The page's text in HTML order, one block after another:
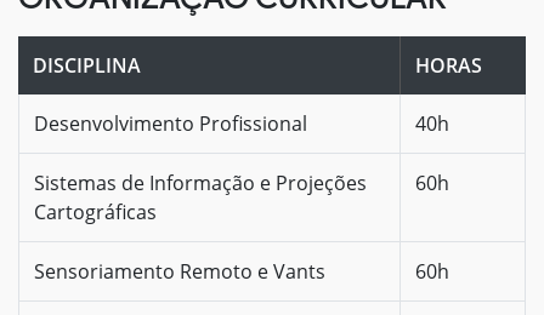
DISCIPLINA HORAS
Desenvolvimento Profissional 40h
Sistemas de Informação e Projeções
Cartográficas
60h
Sensoriamento Remoto e Vants 60h